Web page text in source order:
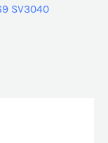
SV3040